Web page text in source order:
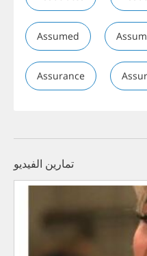
Assumed
Assurance
تمارين الفيديو